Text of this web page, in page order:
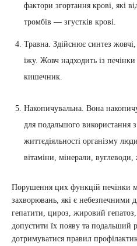
фактори згортання крові, які
тромбів — згустків крові.
Травна. Здійснює синтез
їжу. Жовч надходить із
кишечник.
Накопичувальна. Вона
для подальшого використання
життєдіяльності організму
вітаміни, мінерали, вуглеводи,
Порушення цих функцій печінки
захворювань, які є небезпечними
гепатити, цироз, жировий
допустити їх появу та подальший
дотримуватися правил